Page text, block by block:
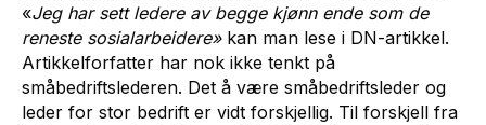
«Jeg har sett ledere av begge kjønn ende som de
reneste sosialarbeidere»kan man lese i DN-artikkel.
Artikkelforfatter har nok ikke tenkt på
småbedriftslederen. Det å være småbedriftsleder og
leder for stor bedrift er vidt forskjellig. Til forskjell fra